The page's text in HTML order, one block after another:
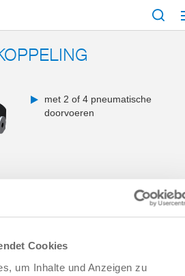
Cookies
um Inhalte und Anzeigen zu
Accessoires
met 2 of 4 pneumatische
doorvoeren